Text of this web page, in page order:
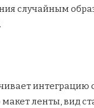
случайным
ленты, вид